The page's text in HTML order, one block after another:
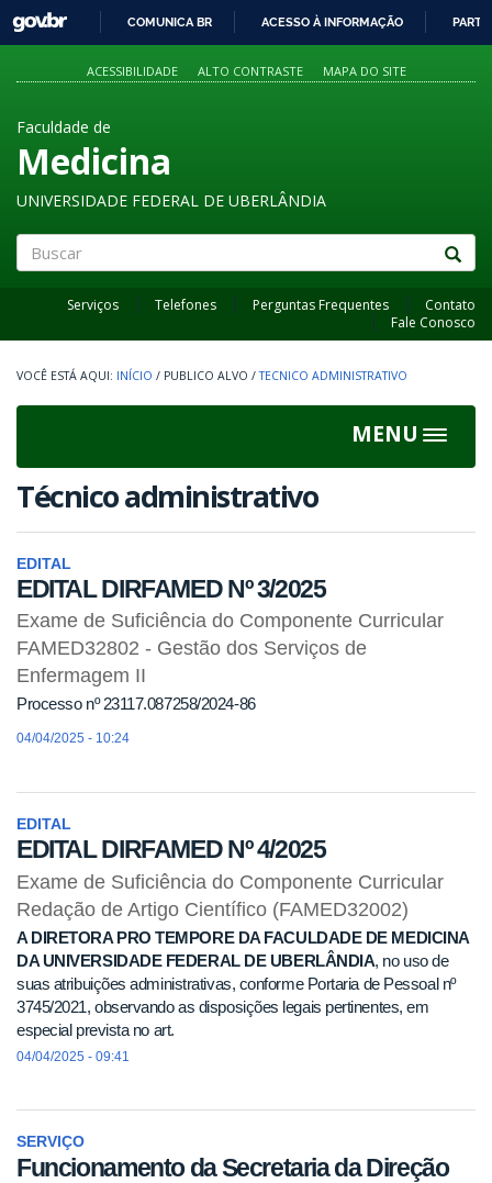
PARA
O
GOVBR
COMUNICA BR ACESSO À INFORMAÇÃO
ACESSIBILIDADE ALTO CONTRASTE MAPA DO SITE
Faculdade de
Medicina
UNIVERSIDADE FEDERAL DE UBERLÂNDIA
Serviços Telefones Perguntas Frequentes
Contato
Fale Conosco
INÍCIO / PUBLICO ALVO / TECNICO ADMINISTRATIVO
MENU
Toggle
Técnico administrativo
EDITAL
EDITAL DIRFAMED Nº 3/2025
Exame de Suficiência do Componente Curricular
FAMED32802 - Gestão dos Serviços de
Enfermagem II
Processo nº 23117.087258/2024-86
04/04/2025 - 10:24
EDITAL
EDITAL DIRFAMED Nº 4/2025
Exame de Suficiência do Componente Curricular
Redação de Artigo Científico (FAMED32002)
A DIRETORA PRO TEMPORE DA FACULDADE DE MEDICINA
DA UNIVERSIDADE FEDERAL DE UBERLÂNDIA, no uso de
suas atribuições administrativas, conforme Portaria de Pessoal nº
3745/2021, observando as disposições legais pertinentes, em
especial prevista no art.
04/04/2025 - 09:41
SERVIÇO
Funcionamento da Secretaria da Direção